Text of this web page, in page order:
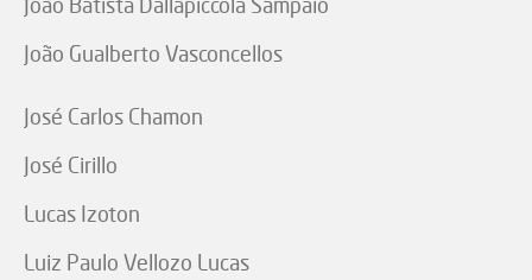
João Gualberto Vasconcellos
José Carlos Chamon
José Cirillo
Lucas Izoton
Luiz Paulo Vellozo Lucas